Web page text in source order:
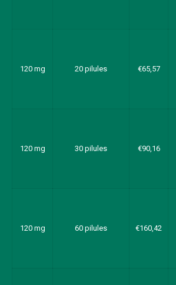
120 mg 20 pilules €65,57
120 mg 30 pilules €90,16
120 mg 60 pilules €160,42